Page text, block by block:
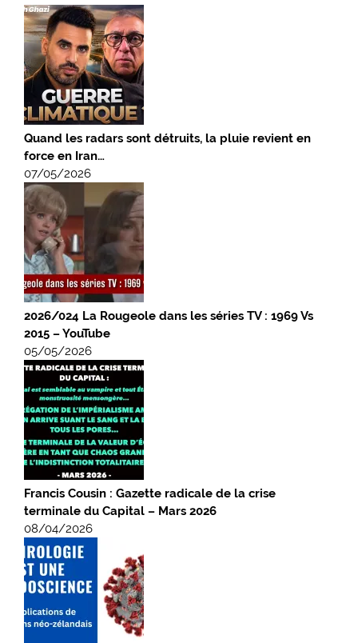
Quand les radars sont détruits, la pluie revient en
force en Iran…
07/05/2026
2026/024 La Rougeole dans les séries TV : 1969 Vs
2015 – YouTube
05/05/2026
Francis Cousin : Gazette radicale de la crise
terminale du Capital – Mars 2026
08/04/2026